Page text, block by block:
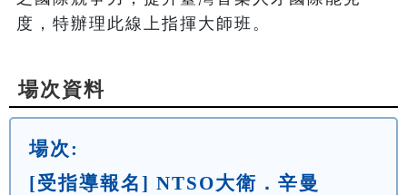
度，特辦理此線上指揮大師班。
場次資料
場次:
[受指導報名] NTSO大衛．辛曼